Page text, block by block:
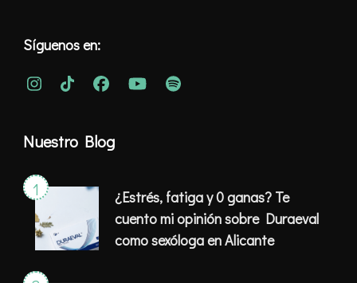
Síguenos en:
Nuestro Blog
¿Estrés, fatiga y 0 ganas? Te
cuento mi opinión sobre Duraeval
como sexóloga en Alicante